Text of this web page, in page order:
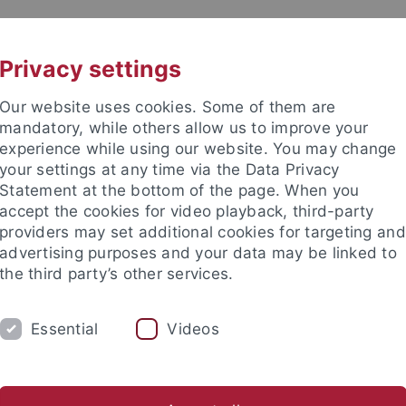
Rechtsgrundlagen
Über uns Bibliotheksbestand
Privacy settings
Our website uses cookies. Some of them are
mandatory, while others allow us to improve your
experience while using our website. You may change
your settings at any time via the Data Privacy
Statement at the bottom of the page. When you
accept the cookies for video playback, third-party
providers may set additional cookies for targeting and
advertising purposes and your data may be linked to
the third party’s other services.
Essential Videos